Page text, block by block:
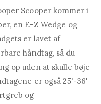
Scooper kommer i
en E-Z Wedge og
er lavet af
håndtag, så du
op uden at skulle bøje
er også 25'-36'
og